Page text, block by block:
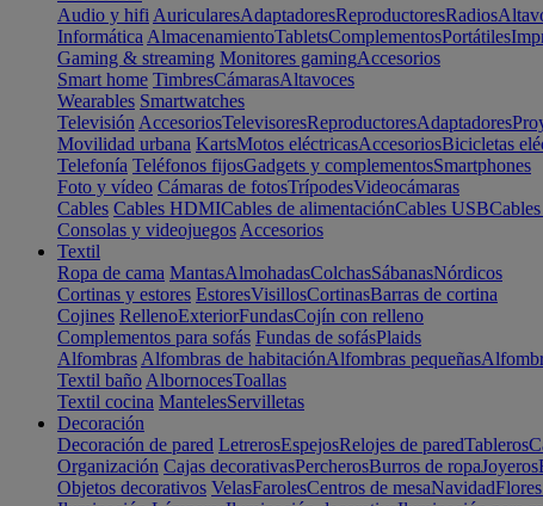
Audio y hifi AuricularesAdaptadoresReproductoresRadios
Informática AlmacenamientoTabletsComplementosPortátiles
Gaming & streaming Monitores gamingAccesorios
Smart home TimbresCámarasAltavoces
Wearables Smartwatches
Televisión AccesoriosTelevisoresReproductoresAdaptadores
Movilidad urbana KartsMotos eléctricasAccesoriosBicicletas
Telefonía Teléfonos fijosGadgets y complementosSmartphones
Foto y vídeo Cámaras de fotosTrípodesVideocámaras
Cables Cables HDMICables de alimentaciónCables USB
Consolas y videojuegos Accesorios
Textil
Ropa de cama MantasAlmohadasColchasSábanasNórdicos
Cortinas y estores EstoresVisillosCortinasBarras de cortina
Cojines RellenoExteriorFundasCojín con relleno
Complementos para sofás Fundas de sofásPlaids
Alfombras Alfombras de habitaciónAlfombras pequeñas
Textil baño AlbornocesToallas
Textil cocina MantelesServilletas
Decoración
Decoración de pared LetrerosEspejosRelojes de paredTableros
Organización Cajas decorativasPercherosBurros de ropaJoyeros
Objetos decorativos VelasFarolesCentros de mesaNavidad